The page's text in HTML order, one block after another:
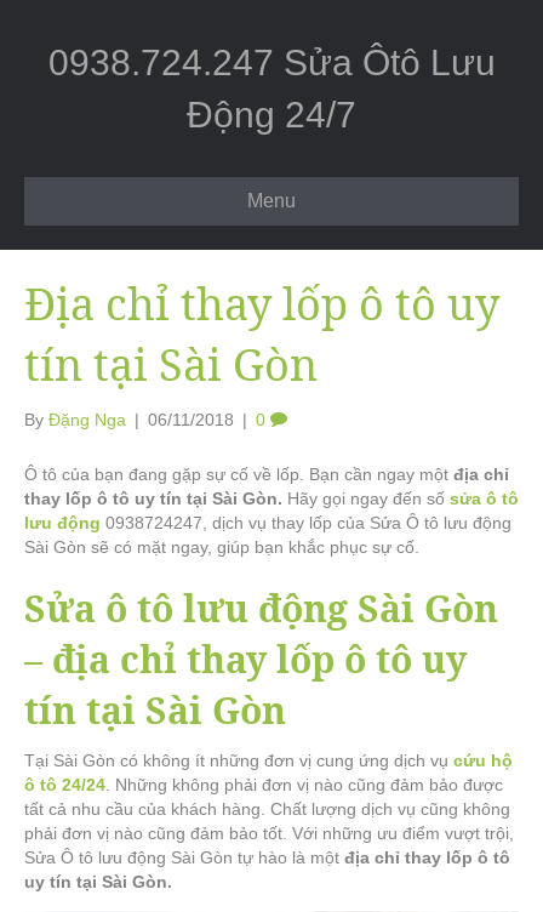
0938.724.247 Sửa Ôtô Lưu
Động 24/7
Menu
Địa chỉ thay lốp ô tô uy
tín tại Sài Gòn
By Đặng Nga | 06/11/2018 | 0
Ô tô của bạn đang gặp sự cố về lốp. Bạn cần ngay một địa chỉ
thay lốp ô tô uy tín tại Sài Gòn. Hãy gọi ngay đến số sửa ô tô
lưu động 0938724247, dịch vụ thay lốp của Sửa Ô tô lưu động
Sài Gòn sẽ có mặt ngay, giúp bạn khắc phục sự cố.
Sửa ô tô lưu động Sài Gòn
– địa chỉ thay lốp ô tô uy
tín tại Sài Gòn
Tại Sài Gòn có không ít những đơn vị cung ứng dịch vụ cứu hộ
ô tô 24/24 . Những không phải đơn vị nào cũng đảm bảo được
tất cả nhu cầu của khách hàng. Chất lượng dịch vụ cũng không
phải đơn vị nào cũng đảm bảo tốt. Với những ưu điểm vượt trội,
Sửa Ô tô lưu động Sài Gòn tự hào là một địa chỉ thay lốp ô tô
uy tín tại Sài Gòn.